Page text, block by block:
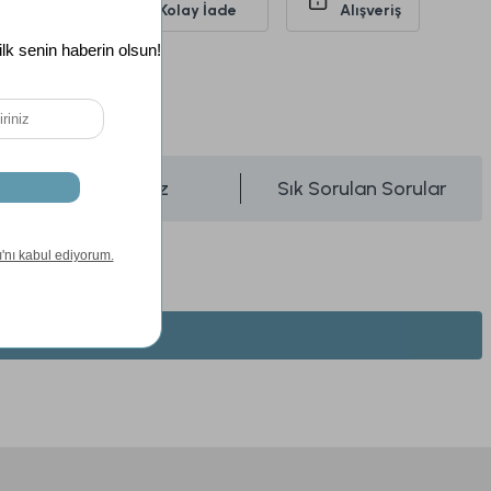
Kolay İade
Alışveriş
Önerileriniz Sık Sorulan Sorular